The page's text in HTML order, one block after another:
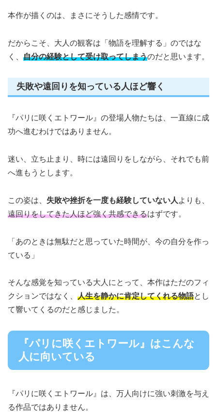
本作が描くのは、まさにそうした感情です。
だからこそ、大人の観客は「物語を理解する」のではな
く、 自分の経験として受け取ってしまうのだと思います。
失敗や遠回りを知っている人ほど響く
『パリに咲くエトワール』の登場人物たちは、一直線に成
功へ進むわけではありません。
迷い、立ち止まり、時には遠回りをしながら、それでも前
へ進もうとします。
この姿は、 失敗や挫折を一度も経験していない人 よりも、
遠回りをしてきた人ほど強く共感できるはずです。
「あのときは無駄だと思っていた時間が、今の自分を作っ
ている」
そんな感覚を知っている大人にとって、本作はただのフィ
クションではなく、 人生を静かに肯定してくれる物語とし
て響いてくるのだと感じました。
『パリに咲くエトワール』はこんな
人に向いている
『パリに咲くエトワール』は、万人向けに強い刺激を与え
る作品ではありません。